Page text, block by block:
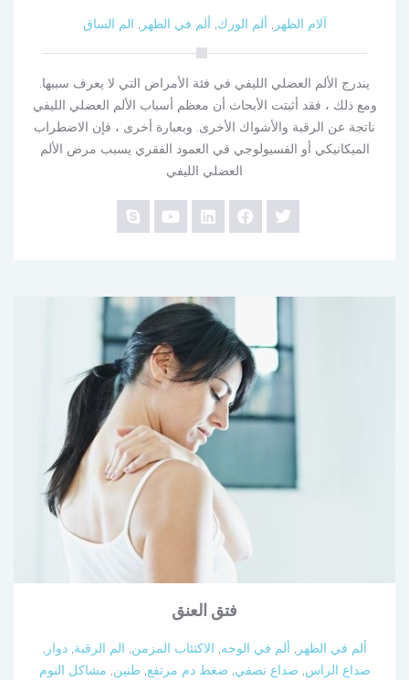
آلام الظهر ألم الورك ألم في الظهر الم الساق
يندرج الألم العضلي الليفي في فئة الأمراض التي لا يعرف سببها.
ومع ذلك ، فقد أثبتت الأبحاث أن معظم أسباب الألم العضلي الليفي
ناتجة عن الرقبة والأشواك الأخرى. وبعبارة أخرى ، فإن الاضطراب
الميكانيكي أو الفسيولوجي في العمود الفقري يسبب مرض الألم
العضلي الليفي
فتق العنق
ألم في الظهر ألم في الوجه الاكتئاب المزمن الم الرقبة ,دوار
صداع الراس صداع نصفي ضغط دم مرتفع طنين مشاكل النوم